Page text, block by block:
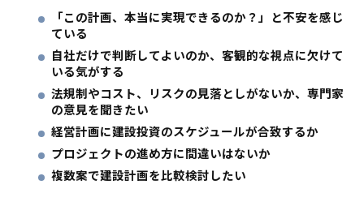
「この計画、本当に実現できるのか？」と不安を感じ
ている
自社だけで判断してよいのか、客観的な視点に欠けて
いる気がする
法規制やコスト、リスクの見落としがないか、専門家
の意見を聞きたい
経営計画に建設投資のスケジュールが合致するか
プロジェクトの進め方に間違いはないか
複数案で建設計画を比較検討したい